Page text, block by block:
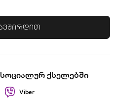
ქსელებში
Viber